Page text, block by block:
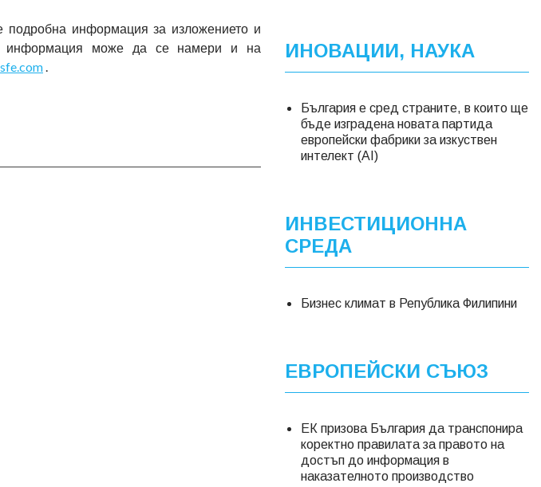
подробна информация за изложението и
информация може да се намери и на
.
ИНОВАЦИИ, НАУКА
България е сред страните, в които ще
бъде изградена новата партида
европейски фабрики за изкуствен
интелект (AI)
ИНВЕСТИЦИОННА
СРЕДА
Бизнес климат в Република Филипини
ЕВРОПЕЙСКИ СЪЮЗ
ЕК призова България да транспонира
коректно правилата за правото на
достъп до информация в
наказателното производство